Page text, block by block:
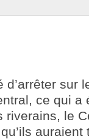
sur
ce qui a
riverains, le